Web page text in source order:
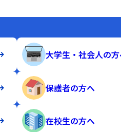
大学生・社会人の
保護者の方へ
在校生の方へ